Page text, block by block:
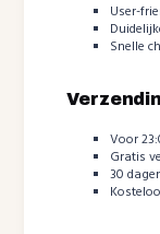
User-
Snelle
Voor
Gratis
30